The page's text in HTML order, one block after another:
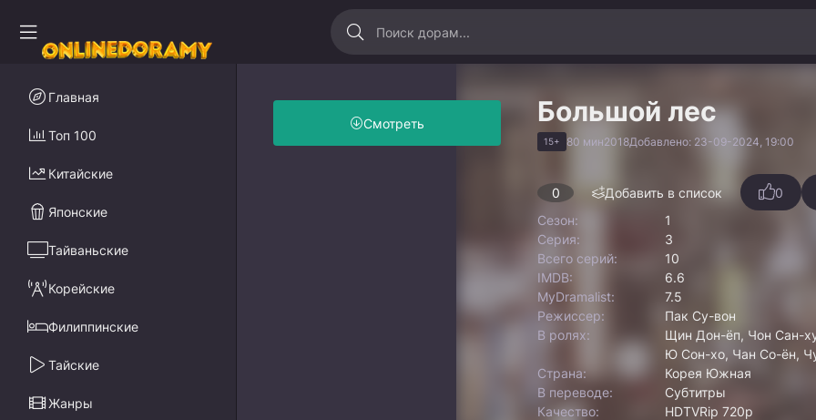
Большой лес
15+ 80 мин2018Добавлено: 23-09-2024, 19:00
Смотреть
0 Добавить в список 0
Сезон:
1
Серия:
3
Всего серий:
10
IMDB:
6.6
MyDramalist:
7.5
Режиссер:
Пак Су-вон
В ролях:
Щин Дон-ёп, Чон Сан-
Ю Сон-хо, Чан Со-ён,
Страна:
Корея Южная
В переводе:
Субтитры
Качество:
HDTVRip 720p
Главная
Топ 100
Китайские
Японские
Тайваньские
Корейские
Филиппинские
Тайские
Жанры